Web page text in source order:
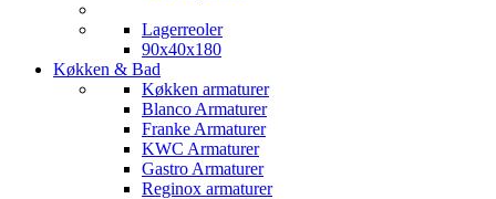
Lagerreoler
90x40x180
Køkken & Bad
Køkken armaturer
Blanco Armaturer
Franke Armaturer
KWC Armaturer
Gastro Armaturer
Reginox armaturer